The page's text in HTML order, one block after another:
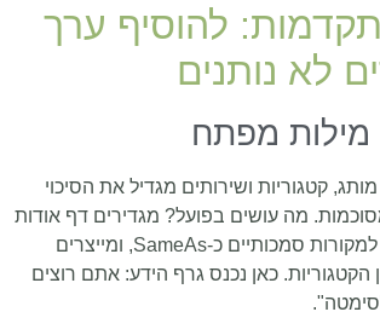
להוסיף ערך
לא נותנים
מילות מפתח
קטגוריות ושירותים מגדיל את הסיכוי
מה עושים בפועל? מגדירים דף אודות
בעל ערך, מקשרים למקורות סמכותיים כ-SameAs, ומייצרים
הקטגוריות. כאן נכנס גרף הידע: אתם רוצים